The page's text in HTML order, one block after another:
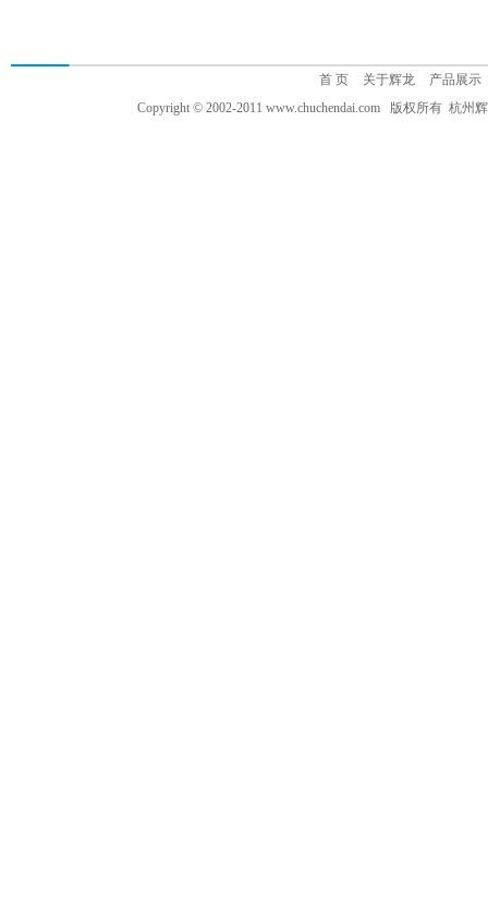
首 页 关于辉龙
产品展示
Copyright © 2002-2011 www.chuchendai.com 版权所有 杭州